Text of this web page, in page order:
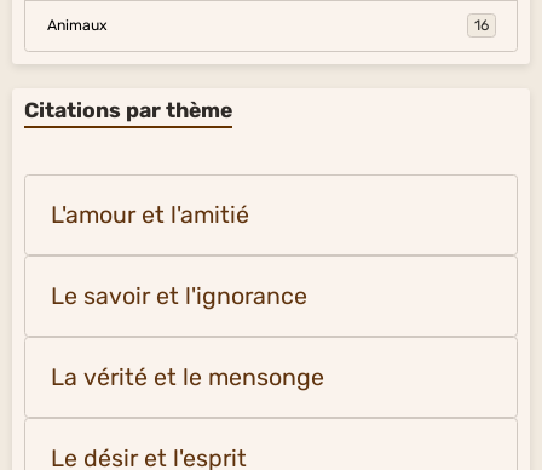
Animaux 16
Citations par thème
L'amour et l'amitié
Le savoir et l'ignorance
La vérité et le mensonge
Le désir et l'esprit